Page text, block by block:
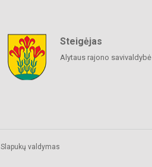
Steigėjas
Alytaus rajono savivaldybė
Slapukų valdymas